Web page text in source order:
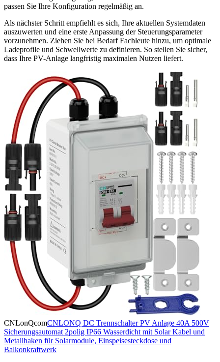
passen Sie Ihre Konfiguration regelmäßig an.
Als nächster Schritt empfiehlt es sich, Ihre aktuellen Systemdaten
auszuwerten und eine erste Anpassung der Steuerungsparameter
vorzunehmen. Ziehen Sie bei Bedarf Fachleute hinzu, um optimale
Ladeprofile und Schwellwerte zu definieren. So stellen Sie sicher,
dass Ihre PV-Anlage langfristig maximalen Nutzen liefert.
CNLonQcomCNLONQ DC Trennschalter PV Anlage 40A 500V
Sicherungsautomat 2polig IP66 Wasserdicht mit Solar Kabel und
Metallhaken für Solarmodule, Einspeisesteckdose und
Balkonkraftwerk